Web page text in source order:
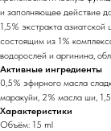
и заполняющее действие
1,5% экстракта
состоящим из 1%
водорослей и аргинина,
Активные ингредиенты
0,5% эфирного масла
маракуйи, 2% масла ши,
Характеристики
Объём: 15 ml